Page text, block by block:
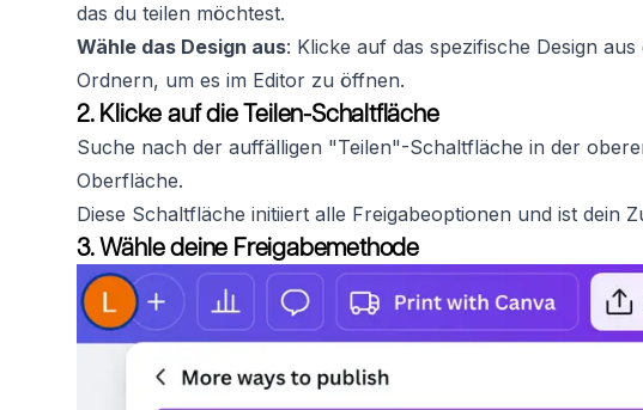
das du teilen möchtest.
Wähle das Design aus: Klicke auf das spezifische Design
Ordnern, um es im Editor zu öffnen.
2. Klicke auf die Teilen-Schaltfläche
Suche nach der auffälligen "Teilen"-Schaltfläche in der
Oberfläche.
Diese Schaltfläche initiiert alle Freigabeoptionen und ist dein
3. Wähle deine Freigabemethode